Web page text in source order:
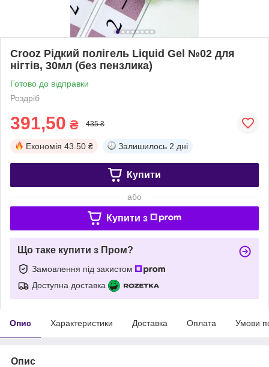
Crooz Рідкий полігель Liquid Gel №02 для
нігтів, 30мл (без пензлика)
Готово до відправки
Роздріб
391,50 ₴ 435 ₴
Економія 43.50 ₴ Залишилось 2 дні
Купити
або
Купити з
Що таке купити з Пром?
Замовлення під захистом
Доступна доставка
Опис Характеристики Доставка Оплата Умови
Опис